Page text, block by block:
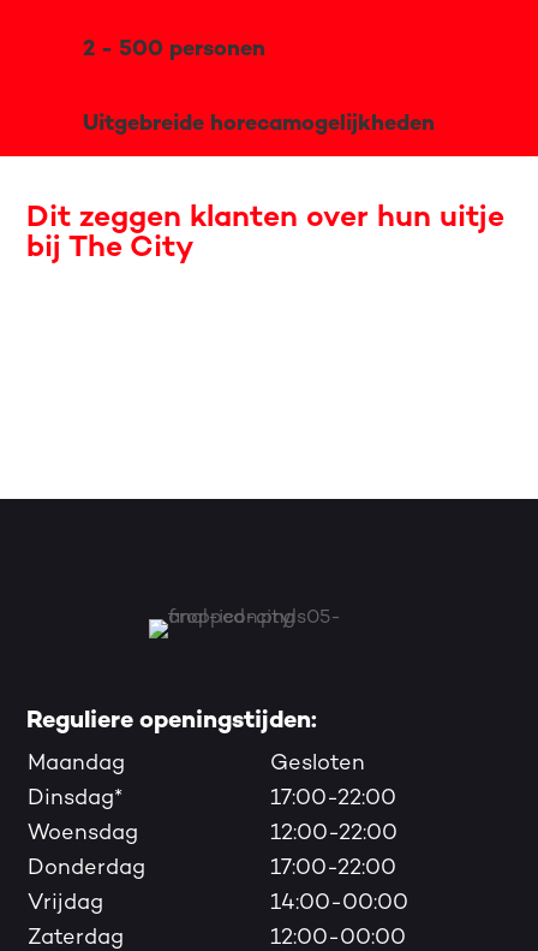
2 - 500 personen
Uitgebreide horecamogelijkheden
Dit zeggen klanten over hun uitje
bij The City
Reguliere openingstijden:
Maandag
Gesloten
Dinsdag*
17:00-22:00
Woensdag
12:00-22:00
Donderdag
17:00-22:00
Vrijdag
14:00-00:00
Zaterdag
12:00-00:00